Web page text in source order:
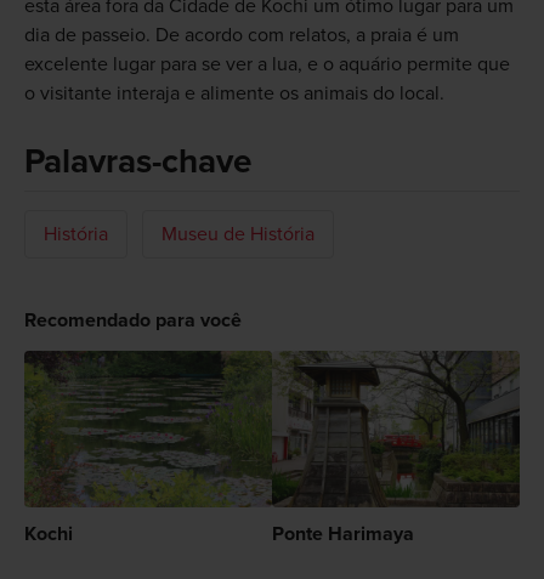
esta área fora da Cidade de Kochi um ótimo lugar para um
dia de passeio. De acordo com relatos, a praia é um
excelente lugar para se ver a lua, e o aquário permite que
o visitante interaja e alimente os animais do local.
Palavras-chave
História Museu de História
Recomendado para você
Kochi Ponte Harimaya